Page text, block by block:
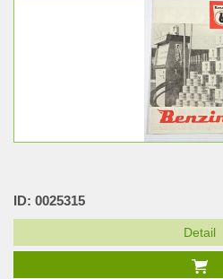
ID: 0025315
Detail